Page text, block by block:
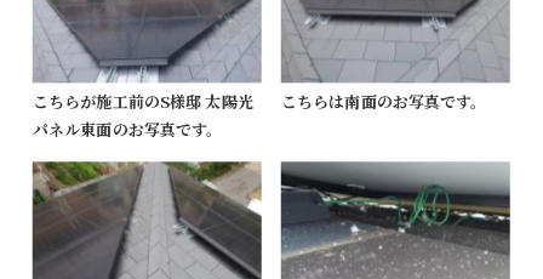
こちらが施工前のS様邸 太陽光
パネル東面のお写真です。
こちらは南面のお写真です。